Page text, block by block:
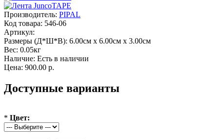
Производитель: PIPAL
Код товара: 546-06
Артикул:
Размеры (Д*Ш*В): 6.00см x 6.00см x 3.00см
Вес: 0.05кг
Наличие: Есть в наличии
Цена: 900.00 р.
Доступные варианты
* Цвет: